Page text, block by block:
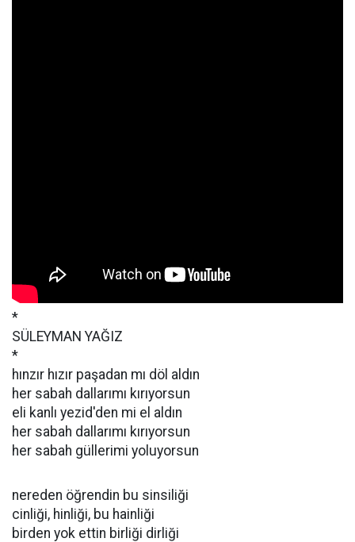
*
SÜLEYMAN YAĞIZ
*
hınzır hızır paşadan mı döl aldın
her sabah dallarımı kırıyorsun
eli kanlı yezid'den mi el aldın
her sabah dallarımı kırıyorsun
her sabah güllerimi yoluyorsun
nereden öğrendin bu sinsiliği
cinliği, hinliği, bu hainliği
birden yok ettin birliği dirliği